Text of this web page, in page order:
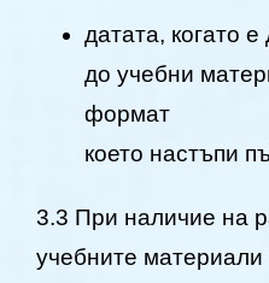
датата, когато
до учебни
формат
което настъпи
3.3 При наличие на
учебните материали